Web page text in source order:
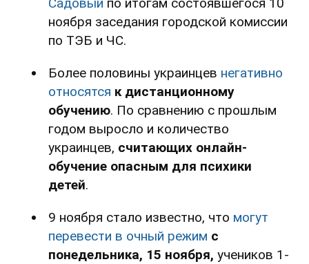
ноября заседания городской комиссии
по ТЭБ и ЧС.
Более половины украинцев негативно
относятся к дистанционному
обучению. По сравнению с прошлым
годом выросло и количество
украинцев, считающих онлайн-
обучение опасным для психики
детей.
9 ноября стало известно, что могут
перевести в очный режим с
понедельника, 15 ноября, учеников 1-